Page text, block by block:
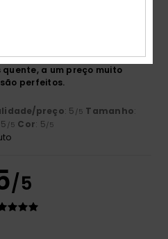
Compra verificada
a um preço muito
perfeitos.
preço: 5 /5 Tamanho:
/5 Cor: 5/5
/5